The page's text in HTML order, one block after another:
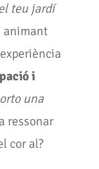
teu jardí
animant
i
una
ressonar
cor al?